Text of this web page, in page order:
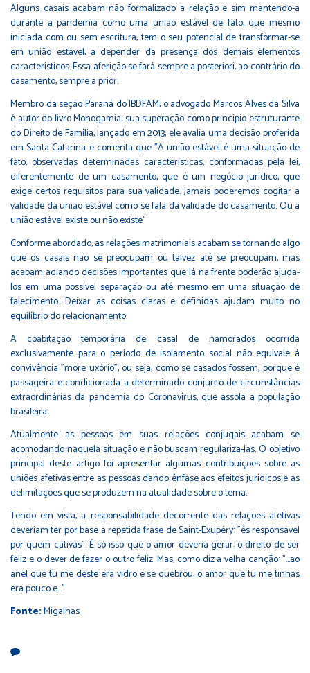
Alguns casais acabam não formalizado a relação e sim mantendo-a
durante a pandemia como uma união estável de fato, que mesmo
iniciada com ou sem escritura, tem o seu potencial de transformar-se
em união estável, a depender da presença dos demais elementos
característicos. Essa aferição se fará sempre a posteriori, ao contrário do
casamento, sempre a prior.
Membro da seção Paraná do IBDFAM, o advogado Marcos Alves da Silva
é autor do livro Monogamia: sua superação como princípio estruturante
do Direito de Família, lançado em 2013, ele avalia uma decisão proferida
em Santa Catarina e comenta que "A união estável é uma situação de
fato, observadas determinadas características, conformadas pela lei,
diferentemente de um casamento, que é um negócio jurídico, que
exige certos requisitos para sua validade. Jamais poderemos cogitar a
validade da união estável como se fala da validade do casamento. Ou a
união estável existe ou não existe"
Conforme abordado, as relações matrimoniais acabam se tornando algo
que os casais não se preocupam ou talvez até se preocupam, mas
acabam adiando decisões importantes que lá na frente poderão ajuda-
los em uma possível separação ou até mesmo em uma situação de
falecimento. Deixar as coisas claras e definidas ajudam muito no
equilíbrio do relacionamento.
A coabitação temporária de casal de namorados ocorrida
exclusivamente para o período de isolamento social não equivale à
convivência "more uxório", ou seja, como se casados fossem, porque é
passageira e condicionada a determinado conjunto de circunstâncias
extraordinárias da pandemia do Coronavírus, que assola a população
brasileira.
Atualmente as pessoas em suas relações conjugais acabam se
acomodando naquela situação e não buscam regulariza-las. O objetivo
principal deste artigo foi apresentar algumas contribuições sobre as
uniões afetivas entre as pessoas dando ênfase aos efeitos jurídicos e as
delimitações que se produzem na atualidade sobre o tema.
Tendo em vista, a responsabilidade decorrente das relações afetivas
deveriam ter por base a repetida frase de Saint-Exupéry: "és responsável
por quem cativas". É só isso que o amor deveria gerar: o direito de ser
feliz e o dever de fazer o outro feliz. Mas, como diz a velha canção: "...ao
anel que tu me deste era vidro e se quebrou, o amor que tu me tinhas
era pouco e..."
Fonte:Migalhas